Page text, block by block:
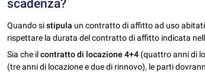
scadenza?
Quando sistipula un contratto di affitto ad uso
rispettare la durata del contratto di affitto indicata
Sia che ilcontratto di locazione 4+4 (quattro anni di
(tre anni di locazione e due di rinnovo), le parti